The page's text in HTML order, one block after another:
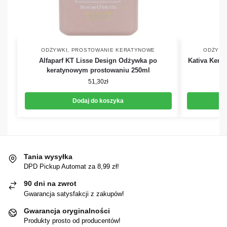
ODŻYWKI PROSTOWANIE KERATYNOWE
Alfaparf KT Lisse Design Odżywka po
keratynowym prostowaniu 250ml
51,30zł
Dodaj do koszyka
Kativa
Tania wysyłka
DPD Pickup Automat za 8,99 zł!
90 dni na zwrot
Gwarancja satysfakcji z zakupów!
Gwarancja oryginalności
Produkty prosto od producentów!